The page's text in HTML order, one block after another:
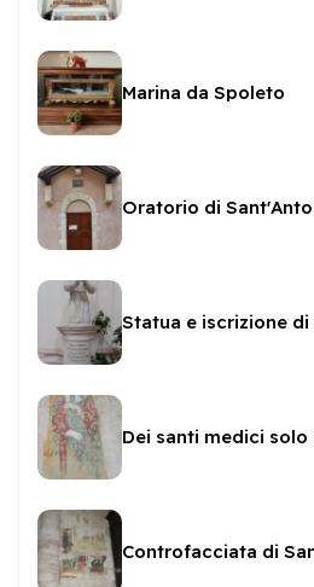
Marina da Spoleto